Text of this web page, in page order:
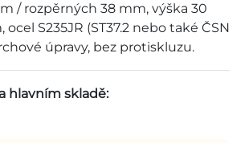
/ rozpěrných 38 mm, výška 30
ocel S235JR (ST37.2 nebo také ČSN
úpravy, bez protiskluzu.
hlavním skladě: